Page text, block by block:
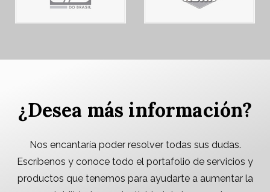
¿Desea más información?
Nos encantaría poder resolver todas sus dudas.
Escríbenos y conoce todo el portafolio de servicios y
productos que tenemos para ayudarte a aumentar la